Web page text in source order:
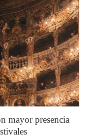
mayor presencia